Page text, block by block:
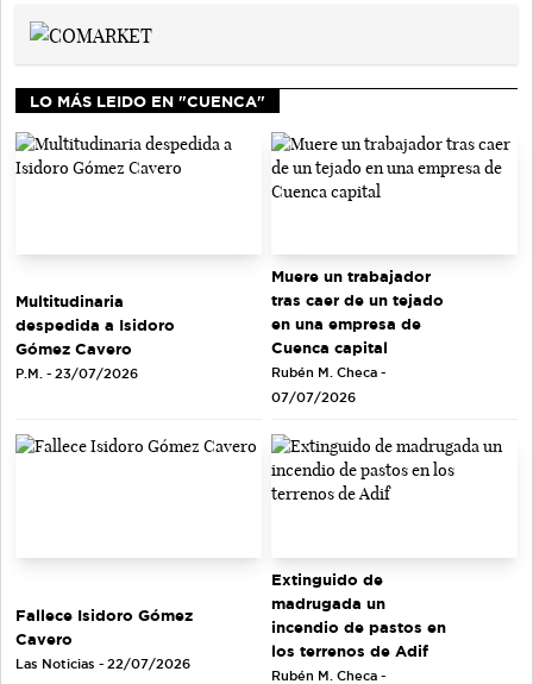
LO MÁS LEIDO EN "CUENCA"
Multitudinaria
despedida a Isidoro
Gómez Cavero
P.M. - 23/07/2026
Muere un trabajador
tras caer de un tejado
en una empresa de
Cuenca capital
Rubén M. Checa -
07/07/2026
Fallece Isidoro Gómez
Cavero
Las Noticias - 22/07/2026
Extinguido de
madrugada un
incendio de pastos en
los terrenos de Adif
Rubén M. Checa -